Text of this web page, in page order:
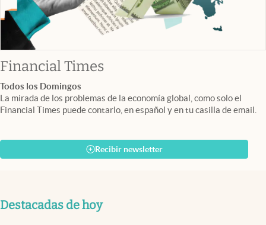
Financial Timesabre en nueva pestaña
Todos los Domingos
La mirada de los problemas de la economía global, como solo el
Financial Times puede contarlo, en español y en tu casilla de email.
Recibir newsletter
Destacadas de hoy